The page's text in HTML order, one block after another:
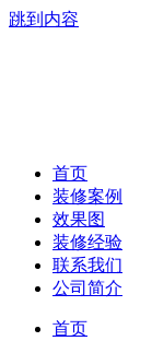
跳到内容
首页
装修案例
效果图
装修经验
联系我们
公司简介
首页